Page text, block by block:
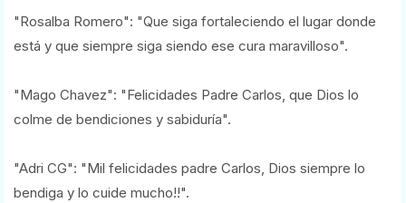
"Rosalba Romero": "Que siga fortaleciendo el lugar donde
está y que siempre siga siendo ese cura maravilloso".
"Mago Chavez": "Felicidades Padre Carlos, que Dios lo
colme de bendiciones y sabiduría".
"Adri CG": "Mil felicidades padre Carlos, Dios siempre lo
bendiga y lo cuide mucho!!".